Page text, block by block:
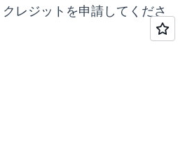
レジットを申請してくださ